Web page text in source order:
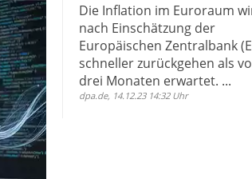
Die Inflation im Euroraum
nach Einschätzung der
Europäischen Zentralbank
schneller zurückgehen als
drei Monaten erwartet. ...
dpa.de, 14.12.23 14:32 Uhr